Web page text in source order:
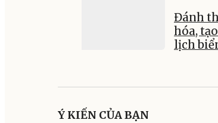
Đánh
hóa,
lịch
Ý KIẾN CỦA BẠN